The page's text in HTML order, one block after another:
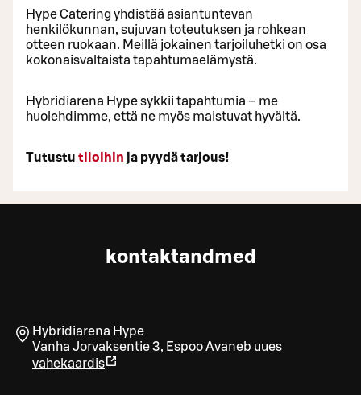
Hype Catering yhdistää asiantuntevan
henkilökunnan, sujuvan toteutuksen ja rohkean
otteen ruokaan. Meillä jokainen tarjoiluhetki on osa
kokonaisvaltaista tapahtumaelämystä.
Hybridiarena Hype sykkii tapahtumia – me
huolehdimme, että ne myös maistuvat hyvältä.
Tutustu tiloihin ja pyydä tarjous!
kontaktandmed
Hybridiarena Hype
Vanha Jorvaksentie 3, EspooAvaneb uues
vahekaardis